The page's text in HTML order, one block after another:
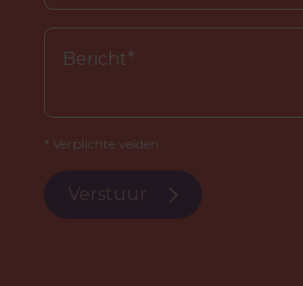
* Verplichte velden.
Verstuur